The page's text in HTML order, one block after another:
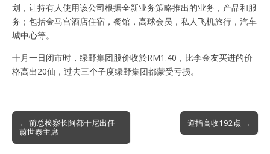
划，让持有人使用该公司根据全新业务策略推出的业务，产品和服
务；包括金马宫酒店住宿，餐馆，高球会员，私人飞机旅行，汽车
城中心等。
十月一日闭市时，绿野集团股价收於RM1.40，比李金友买进的价
格高出20仙，过去三个子度绿野集团都蒙受亏损。
Post
navigation
← 前总检察长阿都干尼出任
蔚世泰主席
道指高收192点 →